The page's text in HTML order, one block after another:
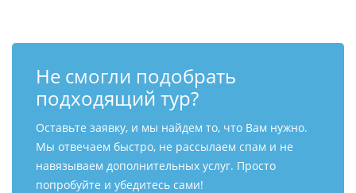
Не смогли подобрать
подходящий тур?
Оставьте заявку, и мы найдем то, что Вам нужно.
Мы отвечаем быстро, не рассылаем спам и не
навязываем дополнительных услуг. Просто
попробуйте и убедитесь сами!